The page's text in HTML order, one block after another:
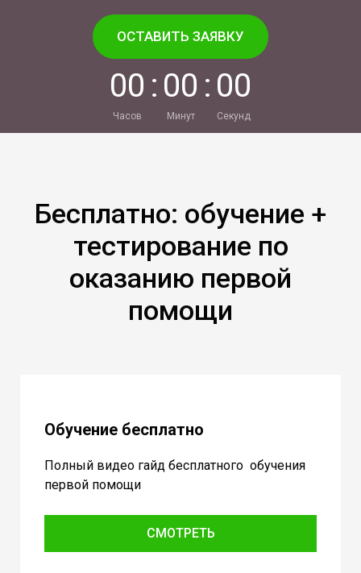
ОСТАВИТЬ ЗАЯВКУ
00
Часов
: 00
Минут
: 00
Секунд
Бесплатно: обучение +
тестирование по
оказанию первой
помощи
Обучение бесплатно
Полный видео гайд бесплатного обучения
первой помощи
СМОТРЕТЬ